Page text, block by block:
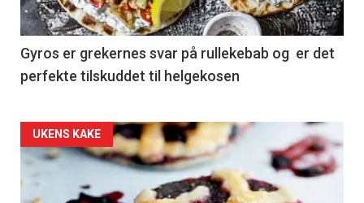
Gyros er grekernes svar på rullekebab og er det
perfekte tilskuddet til helgekosen
Forsiden
akkurat
UKENS KAKE